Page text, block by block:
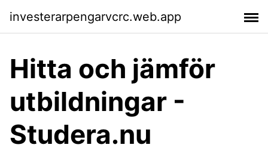
investerarpengarvcrc.web.app
Hitta och jämför
utbildningar -
Studera.nu